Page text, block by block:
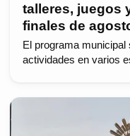
talleres, juegos
finales de
El programa
actividades en varios